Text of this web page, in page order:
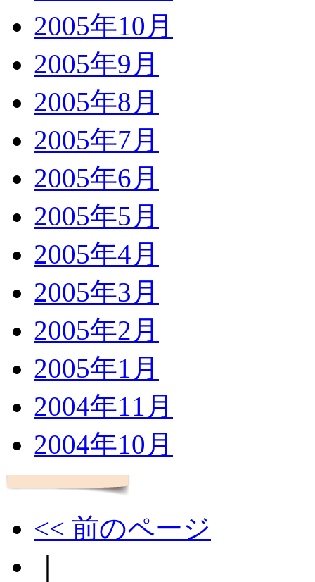
2005年10月
2005年9月
2005年8月
2005年7月
2005年6月
2005年5月
2005年4月
2005年3月
2005年2月
2005年1月
2004年11月
2004年10月
<< 前のページ